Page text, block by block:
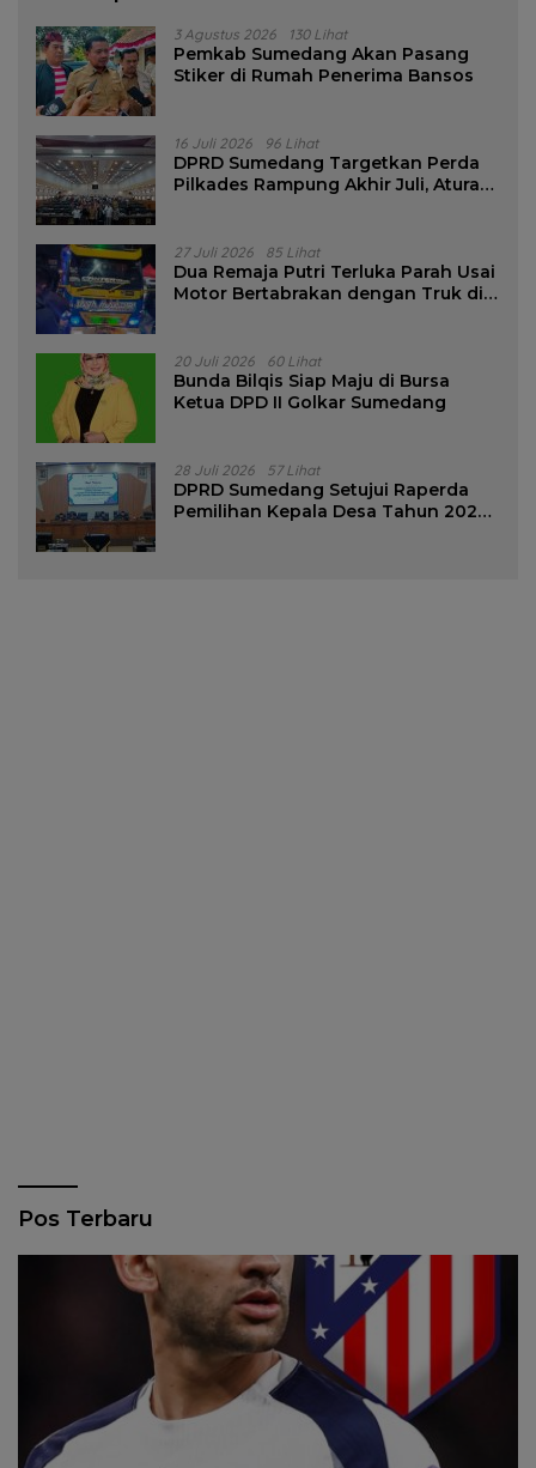
3 Agustus 2026 130 Lihat
Pemkab Sumedang Akan Pasang
Stiker di Rumah Penerima Bansos
16 Juli 2026 96 Lihat
DPRD Sumedang Targetkan Perda
Pilkades Rampung Akhir Juli, Aturan
27 Juli 2026 85 Lihat
Dua Remaja Putri Terluka Parah Usai
Motor Bertabrakan dengan Truk di
20 Juli 2026 60 Lihat
Bunda Bilqis Siap Maju di Bursa
Ketua DPD II Golkar Sumedang
28 Juli 2026 57 Lihat
DPRD Sumedang Setujui Raperda
Pemilihan Kepala Desa Tahun 2026
Pos Terbaru